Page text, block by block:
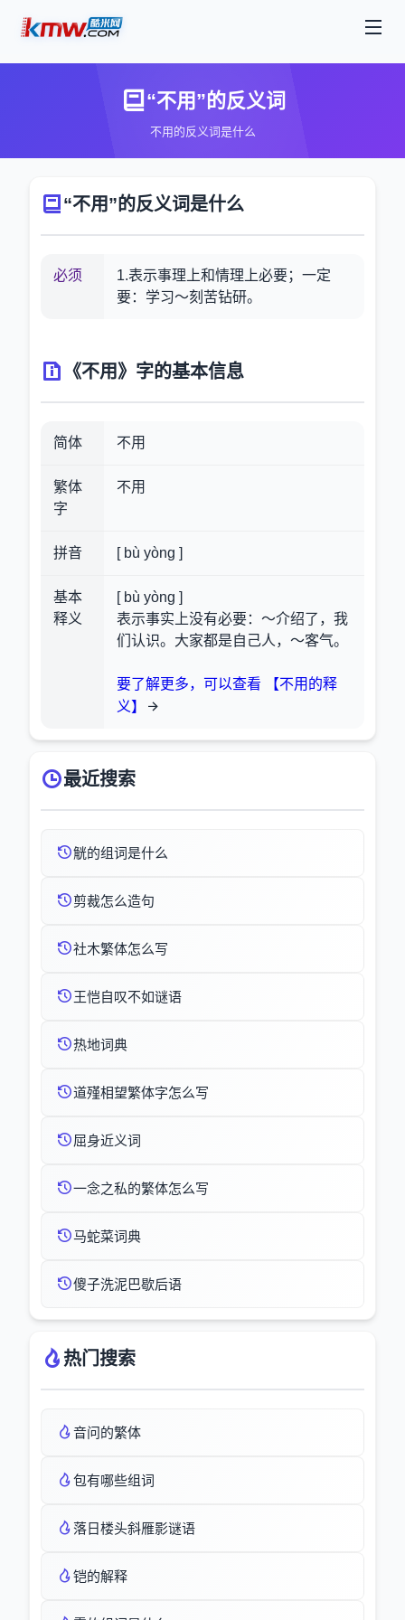
“不用”的反义词
不用的反义词是什么
“不用”的反义词是什么
必须
1.表示事理上和情理上必要；一定
要：学习～刻苦钻研。
《不用》字的基本信息
简体 不用
繁体
字
不用
拼音 [ bù yòng ]
基本
释义
[ bù yòng ]
表示事实上没有必要：～介绍了，我
们认识。大家都是自己人，～客气。
要了解更多，可以查看 【不用的释
义】
最近搜索
觥的组词是什么
剪裁怎么造句
社木繁体怎么写
王恺自叹不如谜语
热地词典
道殣相望繁体字怎么写
屈身近义词
一念之私的繁体怎么写
马蛇菜词典
傻子洗泥巴歇后语
热门搜索
音问的繁体
包有哪些组词
落日楼头斜雁影谜语
铠的解释